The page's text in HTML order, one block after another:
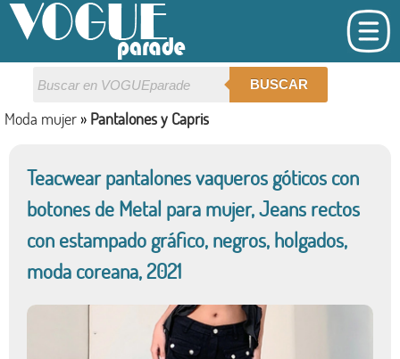
BUSCAR
Moda mujer » Pantalones y Capris
Teacwear pantalones vaqueros góticos con
botones de Metal para mujer, Jeans rectos
con estampado gráfico, negros, holgados,
moda coreana, 2021